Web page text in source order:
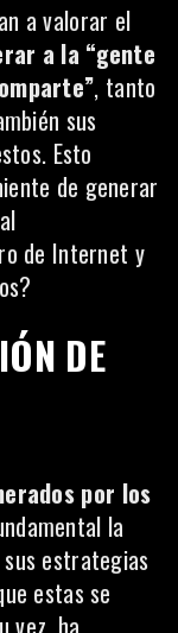
a valorar el
a la “gente
, tanto
sus
Esto
de generar
de Internet y
DE
por los
la
estrategias
estas se
vez, ha